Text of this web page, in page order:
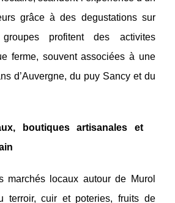
grâce à des degustations sur
profitent des activites
ferme, souvent associées à une
d’Auvergne, du puy Sancy et du
boutiques artisanales et
marchés locaux autour de Murol
terroir, cuir et poteries, fruits de